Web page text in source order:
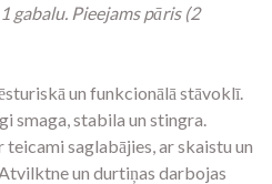
gabalu. Pieejams pāris (2
un funkcionālā stāvoklī.
smaga, stabila un stingra.
saglabājies, ar skaistu un
un durtiņas darbojas